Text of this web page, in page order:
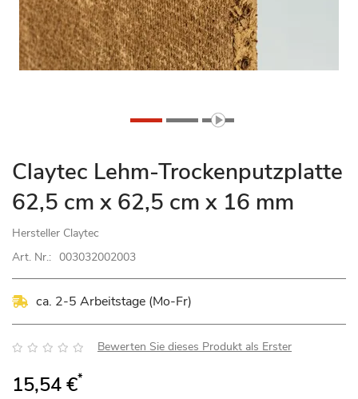
Zum
Anfang
der
Bildgalerie
springen
Claytec Lehm-Trockenputzplatte
62,5 cm x 62,5 cm x 16 mm
Hersteller Claytec
Art. Nr.: 003032002003
ca. 2-5 Arbeitstage (Mo-Fr)
Bewertung: Bewerten Sie dieses Produkt als Erster
15,54 €*